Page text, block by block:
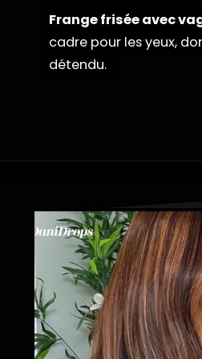
Frange frisée avec
cadre pour les yeux,
détendu.
Frange frisée avec
cadre pour les yeux,
détendu.